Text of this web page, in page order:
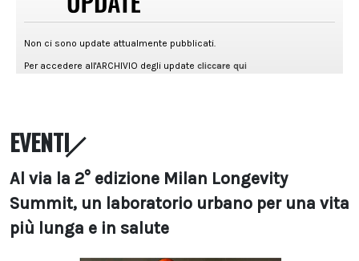
EVENTI
Al via la 2° edizione Milan Longevity
Summit, un laboratorio urbano per una vita
più lunga e in salute